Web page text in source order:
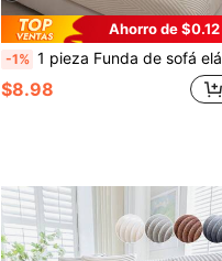
Ahorro de $0.12
-1% 1 pieza Funda de sofá elástica de jacquard, funda de sofá moderna anti-manchas, adecuada para sala de estar, dormitorio, sofá de exterior, protege el sofá de las manchas de mascotas, para uso en todas las estaciones, se ajusta a sofás individuales en forma de L, chaise longue y sofás de 1/2/3/4 plazas, funda de sofá talla grande gruesa para decoración del hogar en otoño/invierno
$8.98